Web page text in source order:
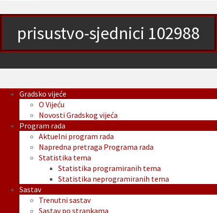
prisustvo-sjednici 102988
Gradsko vijeće
O Vijeću
Novosti Gradskog vijeća
Program rada
Aktuelni program rada
Napredna pretraga Programa rada
Statistika tema
Statistika programiranih tema
Statistika neprogramiranih tema
Sastav
Trenutni sastav
Sastav po strankama